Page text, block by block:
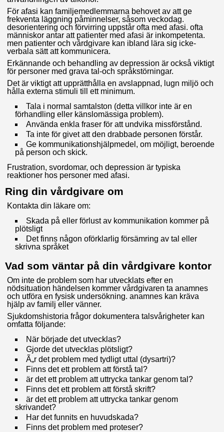
För afasi kan familjemedlemmarna behovet av att ge
frekventa läggning påminnelser, såsom veckodag.
desorientering och förvirring uppstår ofta med afasi. ofta
människor antar att patienter med afasi är inkompetenta.
men patienter och vårdgivare kan ibland lära sig icke-
verbala sätt att kommunicera.
Erkännande och behandling av depression är också viktigt
för personer med grava tal-och språkstörningar.
Det är viktigt att upprätthålla en avslappnad, lugn miljö och
hålla externa stimuli till ett minimum.
Tala i normal samtalston (detta villkor inte är en
förhandling eller känslomässiga problem).
Använda enkla fraser för att undvika missförstånd.
Ta inte för givet att den drabbade personen förstår.
Ge kommunikationshjälpmedel, om möjligt, beroende
på person och skick.
Frustration, svordomar, och depression är typiska
reaktioner hos personer med afasi.
Ring din vårdgivare om
Kontakta din läkare om:
Skada på eller förlust av kommunikation kommer på
plötsligt
Det finns någon oförklarlig försämring av tal eller
skrivna språket
Vad som väntar på din vårdgivare kontor
Om inte de problem som har utvecklats efter en
nödsituation händelsen kommer vårdgivaren ta anamnes
och utföra en fysisk undersökning. anamnes kan kräva
hjälp av familj eller vänner.
Sjukdomshistoria frågor dokumentera talsvårigheter kan
omfatta följande:
När började det utvecklas?
Gjorde det utvecklas plötsligt?
Ã„r det problem med tydligt uttal (dysartri)?
Finns det ett problem att förstå tal?
är det ett problem att uttrycka tankar genom tal?
Finns det ett problem att förstå skrift?
är det ett problem att uttrycka tankar genom
skrivandet?
Har det funnits en huvudskada?
Finns det problem med proteser?